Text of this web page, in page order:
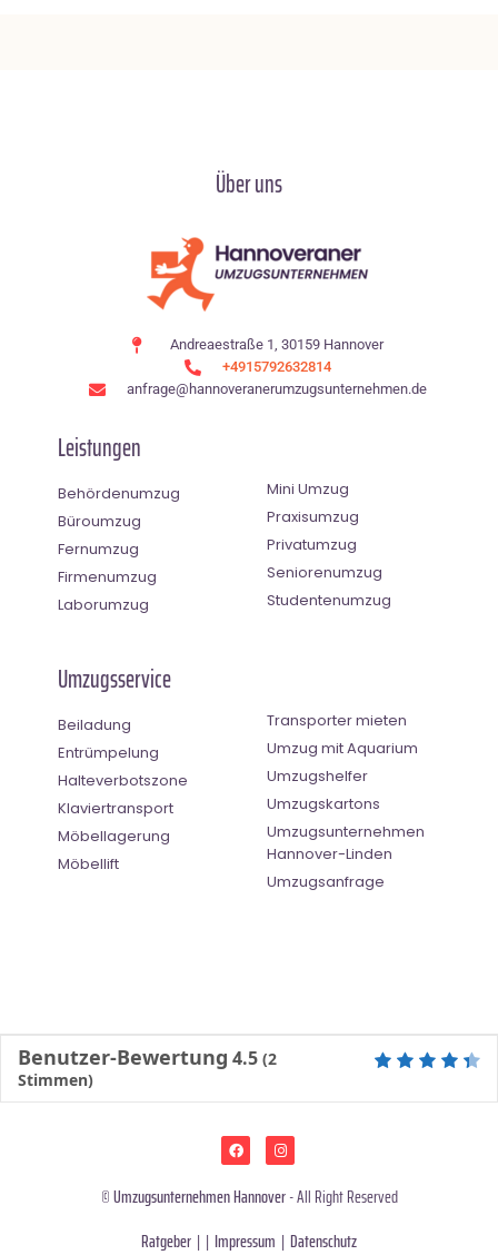
Über uns
Andreaestraße 1, 30159 Hannover
+4915792632814
anfrage@hannoveranerumzugsunternehmen.de
Leistungen
Behördenumzug
Büroumzug
Fernumzug
Firmenumzug
Laborumzug
Mini Umzug
Praxisumzug
Privatumzug
Seniorenumzug
Studentenumzug
Umzugsservice
Beiladung
Entrümpelung
Halteverbotszone
Klaviertransport
Möbellagerung
Möbellift
Transporter mieten
Umzug mit Aquarium
Umzugshelfer
Umzugskartons
Umzugsunternehmen
Hannover-Linden
Umzugsanfrage
Benutzer-Bewertung 4.5 (2
Stimmen)
©Umzugsunternehmen Hannover- All Right Reserved
Ratgeber | | Impressum | Datenschutz